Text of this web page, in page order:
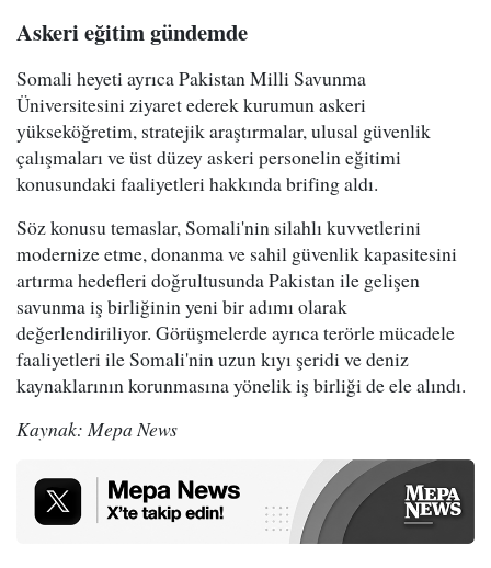
Askeri eğitim gündemde
Somali heyeti ayrıca Pakistan Milli Savunma
Üniversitesini ziyaret ederek kurumun askeri
yükseköğretim, stratejik araştırmalar, ulusal güvenlik
çalışmaları ve üst düzey askeri personelin eğitimi
konusundaki faaliyetleri hakkında brifing aldı.
Söz konusu temaslar, Somali'nin silahlı kuvvetlerini
modernize etme, donanma ve sahil güvenlik kapasitesini
artırma hedefleri doğrultusunda Pakistan ile gelişen
savunma iş birliğinin yeni bir adımı olarak
değerlendiriliyor. Görüşmelerde ayrıca terörle mücadele
faaliyetleri ile Somali'nin uzun kıyı şeridi ve deniz
kaynaklarının korunmasına yönelik iş birliği de ele alındı.
Kaynak: Mepa News